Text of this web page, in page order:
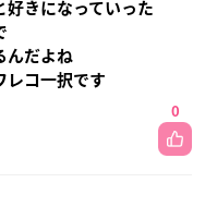
好きになっていった
んだよね
コ一択です
0